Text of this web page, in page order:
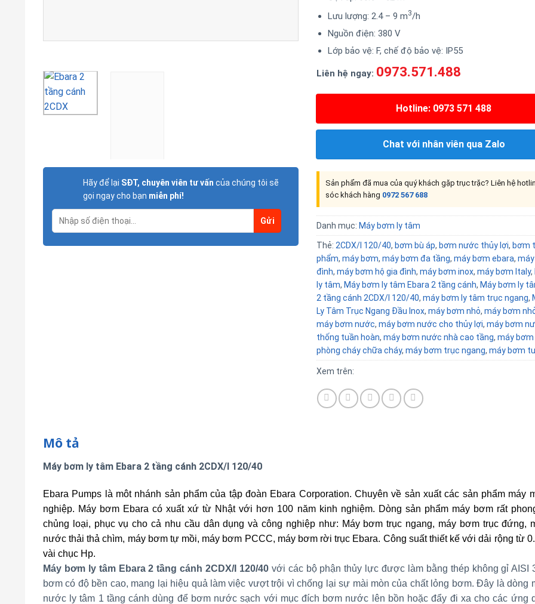
Hãy để lại SĐT, chuyên viên tư vấn của chúng tôi sẽ
gọi ngay cho bạn miễn phí!
Lưu lượng: 2.4 – 9 m3/h
Nguồn điện: 380 V
Lớp bảo vệ: F, chế độ bảo vệ: IP55
Liên hệ ngay: 0973.571.488
Hotline: 0973 571 488
Chat với nhân viên qua Zalo
Sản phẩm đã mua của quý khách gặp trục trặc? Liên hệ
sóc khách hàng 0972 567 688
Danh mục: Máy bơm ly tâm
Thẻ: 2CDX/I 120/40, bơm bù áp, bơm nước thủy lợi, bơm
phẩm, máy bơm, máy bơm đa tầng, máy bơm ebara,
đình, máy bơm hộ gia đình, máy bơm inox, máy bơm Italy,
ly tâm, Máy bơm ly tâm Ebara 2 tầng cánh, Máy bơm ly
2 tầng cánh 2CDX/I 120/40, máy bơm ly tâm trục ngang,
Ly Tâm Trục Ngang Đầu Inox, máy bơm nhỏ, máy bơm
máy bơm nước, máy bơm nước cho thủy lợi, máy bơm
thống tuần hoàn, máy bơm nước nhà cao tầng, máy
phòng cháy chữa cháy, máy bơm trục ngang, máy bơm
Xem trên:
Mô tả
Máy bơm ly tâm Ebara 2 tầng cánh 2CDX/I 120/40
Ebara Pumps là môt nhánh sản phẩm của tập đoàn Ebara Corporation. Chuyên về sản xuất các sản phẩm máy
nghiệp. Máy bơm Ebara có xuất xứ từ Nhật với hơn 100 năm kinh nghiệm. Dòng sản phẩm máy bơm rất
chủng loại, phục vụ cho cả nhu cầu dân dụng và công nghiệp như: Máy bơm trục ngang, máy bơm trục đứng,
nước thải thả chìm, máy bơm tự mồi, máy bơm PCCC, máy bơm rời trục Ebara. Công suất thiết kế với dải rộng từ
vài chục Hp.
Máy bơm ly tâm Ebara 2 tầng cánh 2CDX/I 120/40 với các bộ phận thủy lực được làm bằng thép không gỉ AISI
bơm có độ bền cao, mang lại hiệu quả làm việc vượt trội vì chống lại sự mài mòn của chất lỏng bơm. Đây là dòng
nước ly tâm 1 tầng cánh dùng để bơm nước sạch với mục đích bơm nước lên bồn hoặc đẩy đi xa cho các ứng